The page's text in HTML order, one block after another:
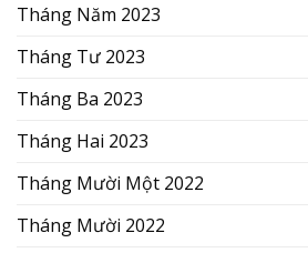
Tháng Năm 2023
Tháng Tư 2023
Tháng Ba 2023
Tháng Hai 2023
Tháng Mười Một 2022
Tháng Mười 2022